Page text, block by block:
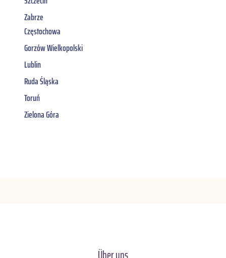
Zabrze
Częstochowa
Gorzów Wielkopolski
Lublin
Ruda Śląska
Toruń
Zielona Góra